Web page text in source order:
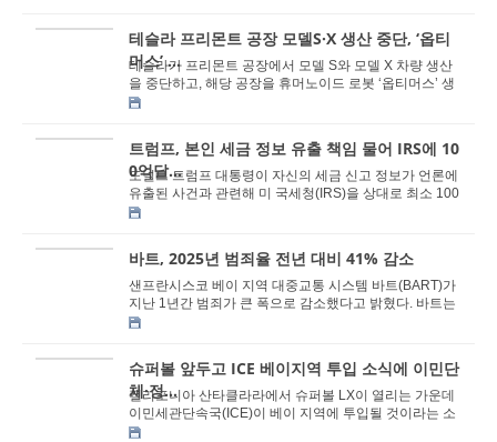
테슬라 프리몬트 공장 모델S·X 생산 중단, ‘옵티
머스’ ...
테슬라가 프리몬트 공장에서 모델 S와 모델 X 차량 생산
을 중단하고, 해당 공장을 휴머노이드 로봇 ‘옵티머스’ 생
산 시설로 전환한다. 일론 머스크 ...
트럼프, 본인 세금 정보 유출 책임 물어 IRS에 10
0억달...
도널드 트럼프 대통령이 자신의 세금 신고 정보가 언론에
유출된 사건과 관련해 미 국세청(IRS)을 상대로 최소 100
억 달러의 손해배상을 요구하는 민사 소송을 제...
바트, 2025년 범죄율 전년 대비 41% 감소
샌프란시스코 베이 지역 대중교통 시스템 바트(BART)가
지난 1년간 범죄가 큰 폭으로 감소했다고 밝혔다. 바트는
29일 발표한 자료에서 2025년 전체 범죄 발생 ...
슈퍼볼 앞두고 ICE 베이지역 투입 소식에 이민단
체·정...
캘리포니아 산타클라라에서 슈퍼볼 LX이 열리는 가운데
이민세관단속국(ICE)이 베이 지역에 투입될 것이라는 소
식이 전해지면서, 이민자 사회와 정치권의 긴장이 ...